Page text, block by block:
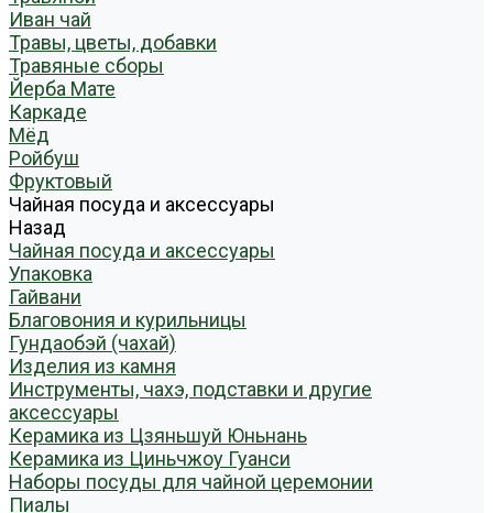
Иван чай
Травы, цветы, добавки
Травяные сборы
Йерба Мате
Каркаде
Мёд
Ройбуш
Фруктовый
Чайная посуда и аксессуары
Назад
Чайная посуда и аксессуары
Упаковка
Гайвани
Благовония и курильницы
Гундаобэй (чахай)
Изделия из камня
Инструменты, чахэ, подставки и другие
аксессуары
Керамика из Цзяньшуй Юньнань
Керамика из Циньчжоу Гуанси
Наборы посуды для чайной церемонии
Пиалы